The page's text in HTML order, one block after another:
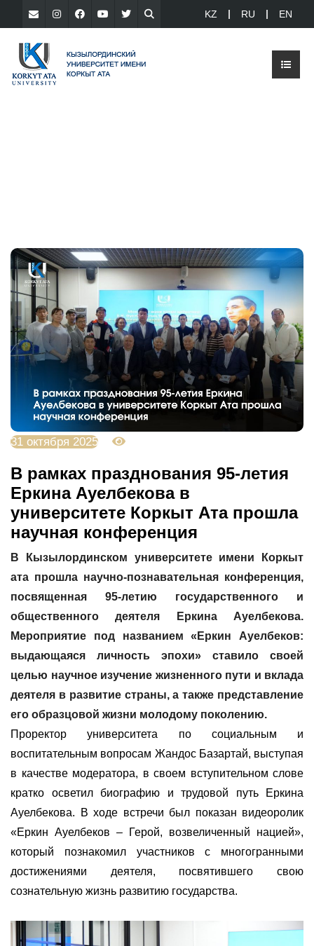
KZ RU EN
31 октября 2025
В рамках празднования 95-летия
Еркина Ауелбекова в
университете Коркыт Ата прошла
научная конференция
В Кызылординском университете имени Коркыт
ата прошла научно-познавательная конференция,
посвященная 95-летию государственного и
общественного деятеля Еркина Ауелбекова.
Мероприятие под названием« Еркин Ауелбеков:
выдающаяся личность эпохи» ставило своей
целью научное изучение жизненного пути и вклада
деятеля в развитие страны, а также представление
его образцовой жизни молодому поколению.
Проректор университета по социальным и
воспитательным вопросам Жандос Базартай, выступая
в качестве модератора, в своем вступительном слове
кратко осветил биографию и трудовой путь Еркина
Ауелбекова. В ходе встречи был показан видеоролик
«Еркин Ауелбеков – Герой, возвеличенный нацией»,
который познакомил участников с многогранными
достижениями деятеля, посвятившего свою
сознательную жизнь развитию государства.